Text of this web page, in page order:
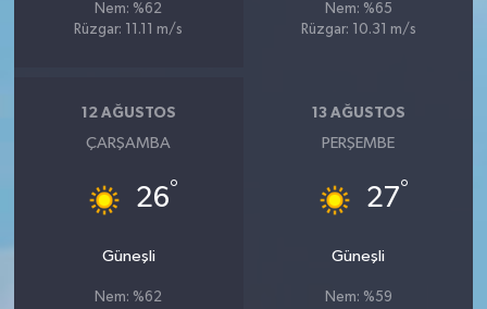
Nem: %62
Rüzgar: 11.11 m/s
Nem: %65
Rüzgar: 10.31 m/s
12 AĞUSTOS
ÇARŞAMBA
26°
Güneşli
Nem: %62
13 AĞUSTOS
PERŞEMBE
27°
Güneşli
Nem: %59